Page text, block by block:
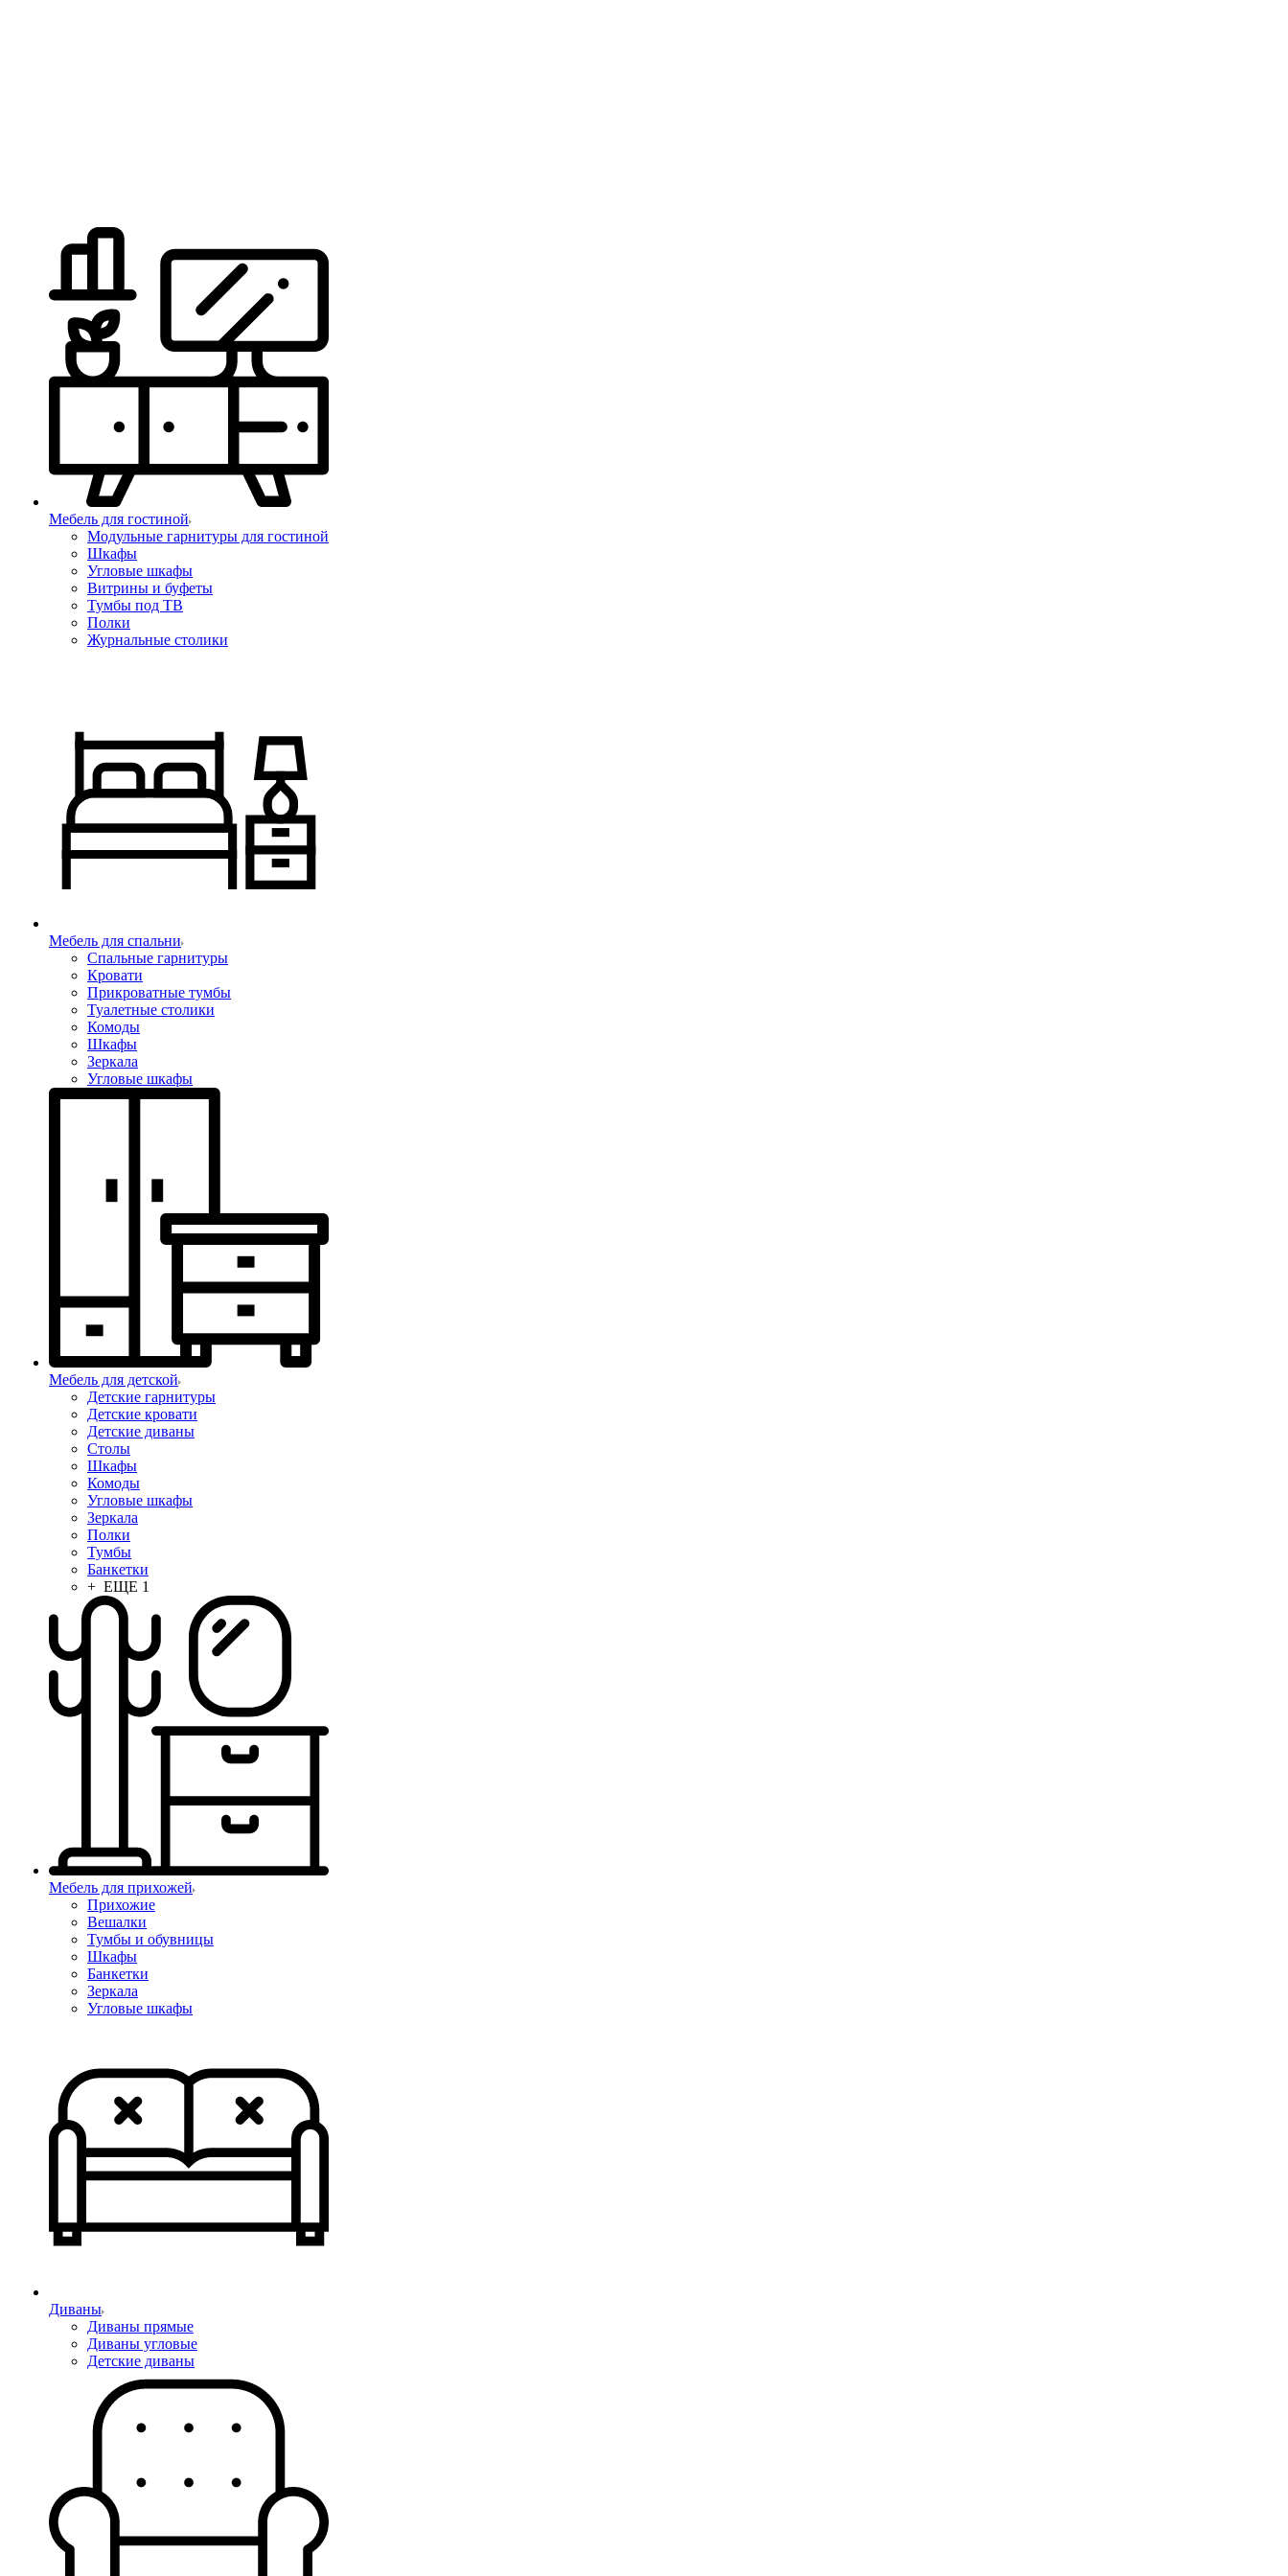
Мебель для гостиной
Модульные гарнитуры для гостиной
Шкафы
Угловые шкафы
Витрины и буфеты
Тумбы под ТВ
Полки
Журнальные столики
Мебель для спальни
Спальные гарнитуры
Кровати
Прикроватные тумбы
Туалетные столики
Комоды
Шкафы
Зеркала
Угловые шкафы
Мебель для детской
Детские гарнитуры
Детские кровати
Детские диваны
Столы
Шкафы
Комоды
Угловые шкафы
Зеркала
Полки
Тумбы
Банкетки
+ ЕЩЕ 1
Мебель для прихожей
Прихожие
Вешалки
Тумбы и обувницы
Шкафы
Банкетки
Зеркала
Угловые шкафы
Диваны
Диваны прямые
Диваны угловые
Детские диваны